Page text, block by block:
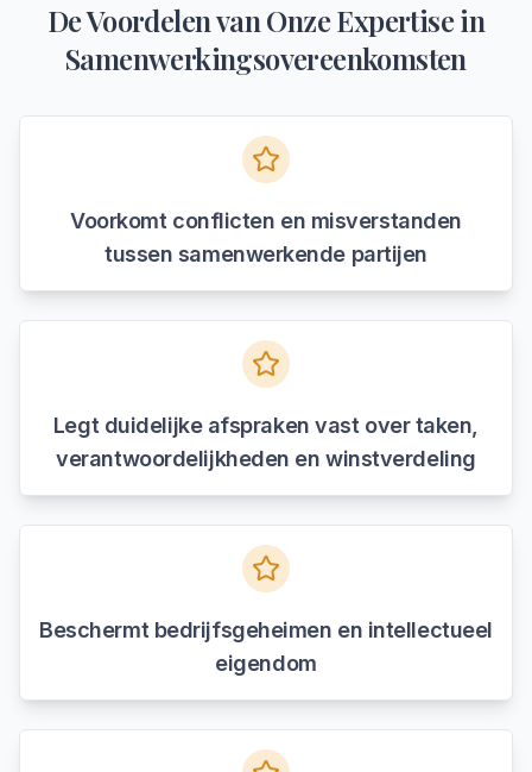
De Voordelen van Onze Expertise in
Samenwerkingsovereenkomsten
Voorkomt conflicten en misverstanden
tussen samenwerkende partijen
Legt duidelijke afspraken vast over taken,
verantwoordelijkheden en winstverdeling
Beschermt bedrijfsgeheimen en intellectueel
eigendom